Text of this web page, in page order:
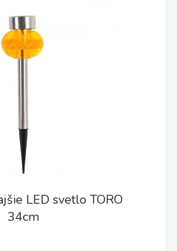
LED svetlo TORO
34cm